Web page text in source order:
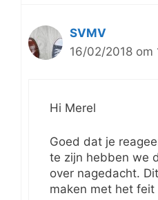
SVMV
16/02/2018 om
Hi Merel
Goed dat je
te zijn hebben we
over nagedacht.
maken met het